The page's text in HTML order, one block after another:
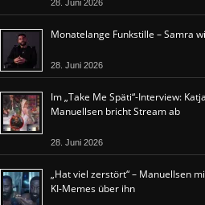
28. Juni 2026
Monatelange Funkstille – Samra
28. Juni 2026
Im „Take Me Späti“-Interview:
Manuellsen bricht Stream ab
28. Juni 2026
„Hat viel zerstört“ – Manuellsen
KI-Memes über ihn